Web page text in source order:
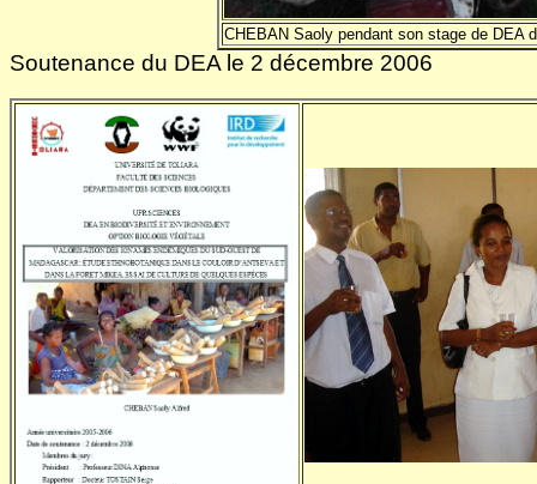
CHEBAN Saoly pendant son stage de DEA
Soutenance du DEA le 2 décembre 2006